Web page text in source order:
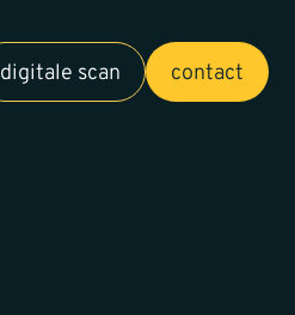
digitale scan contact